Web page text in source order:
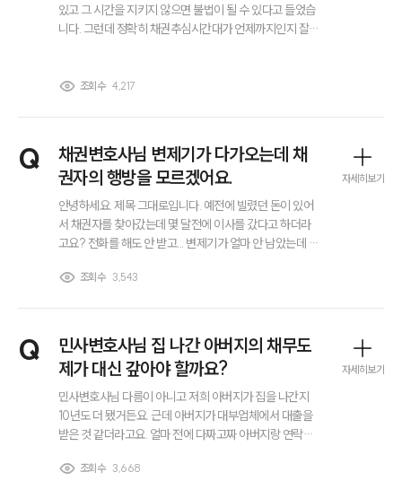
있고 그 시간을 지키지 않으면 불법이 될 수 있다고 들었습
니다. 그런데 정확히 채권추심시간대가 언제까지인지 잘
에 해당한다면 실제로 신고나 법적인 대응도 가능한 건지
조회수 4,217
Q
채권변호사님 변제기가 다가오는데 채
권자의 행방을 모르겠어요.
안녕하세요. 제목 그대로입니다. 예전에 빌렸던 돈이 있어
서 채권자를 찾아갔는데 몇 달전에 이사를 갔다고 하더라
고요? 전화를 해도 안 받고... 변제기가 얼마 안 남았는데 이
사하겠습니다.
조회수 3,543
자세히보기
Q
민사변호사님 집 나간 아버지의 채무도
제가 대신 갚아야 할까요?
민사변호사님 다름이 아니고 저희 아버지가 집을 나간지
10년도 더 됐거든요. 근데 아버지가 대부업체에서 대출을
받은 것 같더라고요. 얼마 전에 다짜고짜 아버지랑 연락이
라고요? 이후에도 계속 밤낮으로 전화를 하는데 이런 경우
조회수 3,668
자세히보기